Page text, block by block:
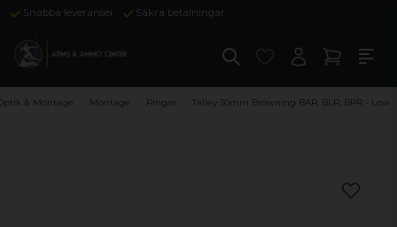
Snabba leveranser Säkra betalningar
& Montage Montage Ringar Talley 30mm Browning BAR, BLR, BPR - Low